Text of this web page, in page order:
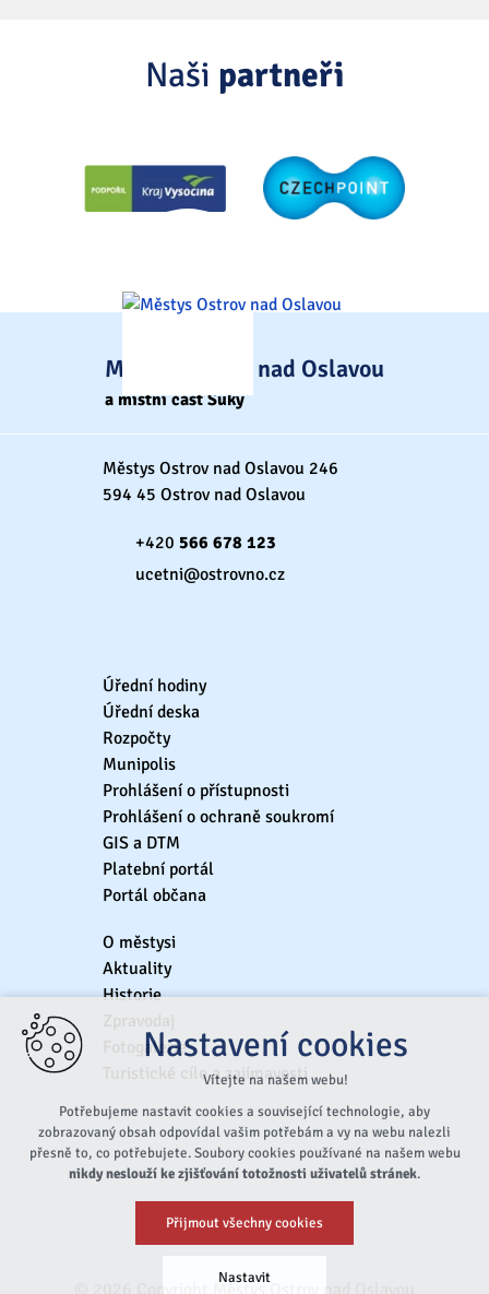
Naši partneři
Městys Ostrov nad Oslavou
a místní část Suky
Městys Ostrov nad Oslavou 246
594 45 Ostrov nad Oslavou
+420 566 678 123
ucetni@ostrovno.cz
Úřední hodiny
Úřední deska
Rozpočty
Munipolis
Prohlášení o přístupnosti
Prohlášení o ochraně soukromí
GIS a DTM
Platební portál
Portál občana
O městysi
Aktuality
Historie
Fotogalerie
Turistické cíle a zajímavosti
Nastavení cookies
Vítejte na našem webu!
Potřebujeme nastavit cookies a související technologie, aby
zobrazovaný obsah odpovídal vašim potřebám a vy na webu nalezli
přesně to, co potřebujete. Soubory cookies používané na našem webu
nikdy neslouží ke zjišťování totožnosti uživatelů stránek.
Přijmout všechny cookies
Nastavit